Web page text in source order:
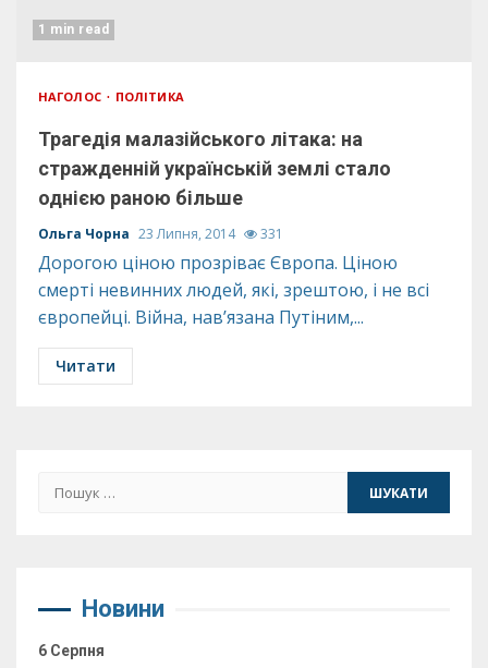
1 min read
НАГОЛОС ПОЛІТИКА
Трагедія малазійського літака: на
стражденній українській землі стало
однією раною більше
Ольга Чорна 23 Липня, 2014 331
Дорогою ціною прозріває Європа. Ціною
смерті невинних людей, які, зрештою, і не всі
європейці. Війна, нав’язана Путіним,...
Читати
Пошук:
Новини
6 Серпня